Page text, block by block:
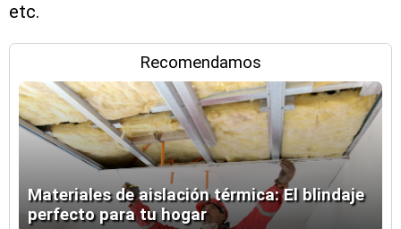
etc.
Recomendamos
Materiales de aislación térmica: El blindaje
perfecto para tu hogar